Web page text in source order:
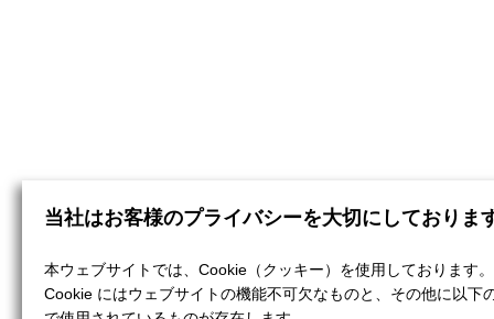
当社はお客様のプライバシーを大切にしておりま
本ウェブサイトでは、Cookie（クッキー）を使用しております。
Cookie にはウェブサイトの機能不可欠なものと、その他に以下